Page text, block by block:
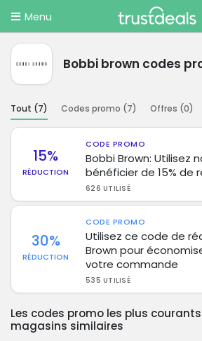
Menu
Bobbi brown codes
Tout (7) Codes promo (7) Offres (0)
15%
RÉDUCTION
CODE PROMO
Bobbi Brown: Utilisez
bénéficier de 15% de
626 UTILISÉ
30%
RÉDUCTION
CODE PROMO
Utilisez ce code de
Brown pour
votre commande
535 UTILISÉ
Les codes promo les plus
magasins similaires